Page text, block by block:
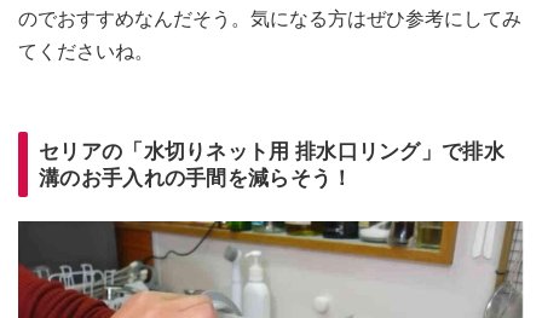
のでおすすめなんだそう。気になる方はぜひ参考にしてみ
てくださいね。
セリアの「水切りネット用 排水口リング」で排水
溝のお手入れの手間を減らそう！